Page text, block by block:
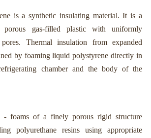
is a synthetic insulating material. It is a
porous gas-filled plastic with uniformly
Thermal insulation from expanded
by foaming liquid polystyrene directly in
chamber and the body of the
- foams of a finely porous rigid structure
polyurethane resins using appropriate